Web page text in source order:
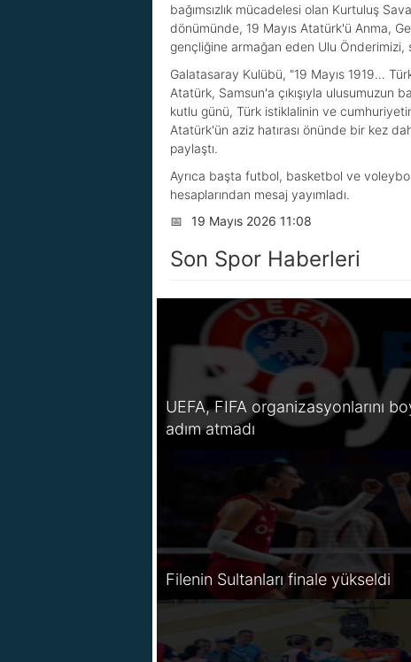
bağımsızlık mücadelesi olan Kurtuluş
dönümünde, 19 Mayıs Atatürk'ü Anma,
gençliğine armağan eden Ulu Önderimizi,
Galatasaray Kulübü, "19 Mayıs 1919…
Atatürk, Samsun'a çıkışıyla ulusumuzun
kutlu günü, Türk istiklalinin ve
Atatürk'ün aziz hatırası önünde bir kez
paylaştı.
Ayrıca başta futbol, basketbol ve
hesaplarından mesaj yayımladı.
📅
19 Mayıs 2026 11:08
Son Spor Haberleri
UEFA, FIFA organizasyonlarını
adım atmadı
Filenin Sultanları finale yükseldi